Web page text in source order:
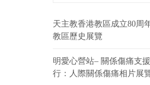
天主教香港教區成立80周
教區歷史展覽
明愛心營站– 關係傷痛支
行：人際關係傷痛相片展覽